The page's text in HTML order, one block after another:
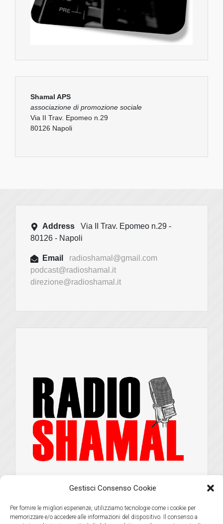
Gestisci Consenso Cookie
Per fornire le migliori esperienze, utilizziamo tecnologie come i cookie per
memorizzare e/o accedere alle informazioni del dispositivo. Il consenso a
Shamal APS
associazione di promozione sociale
Via II Trav. Epomeo n.29
80126 Napoli
Address
Via II Trav. Epomeo n.29 -
80126 - Napoli
Email
radioshamal@gmail.com
podcast@radioshamal.it
direzione@radioshamal.it